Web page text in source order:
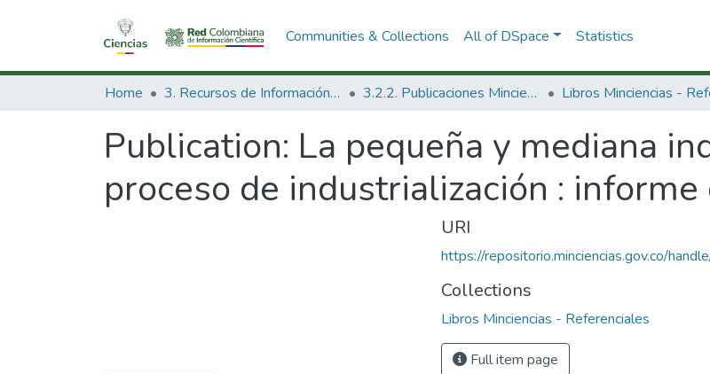
Communities & Collections All of DSpace Statistics
Home 3. Recursos de Información Científica y Tecnológica 3.2.2. Publicaciones Minciencias
Publication: La pequeña y mediana
proceso de industrialización : informe
URI
https://repositorio.minciencias.gov.co/
Collections
Libros Minciencias - Referenciales
Full item page